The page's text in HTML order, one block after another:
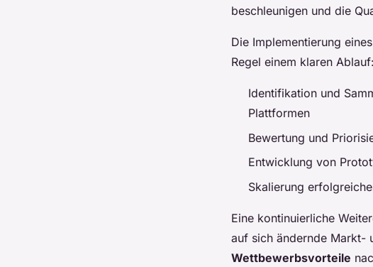
beschleunigen und die
Die Implementierung
Regel einem klaren Ablauf:
Identifikation und
Plattformen
Bewertung und
Entwicklung von
Skalierung
Eine kontinuierliche
auf sich ändernde Markt-
Wettbewerbsvorteile